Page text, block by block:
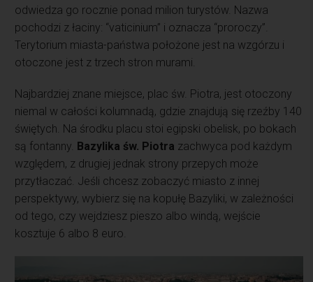
odwiedza go rocznie ponad milion turystów. Nazwa
pochodzi z łaciny: “vaticinium” i oznacza “proroczy”.
Terytorium miasta-państwa położone jest na wzgórzu i
otoczone jest z trzech stron murami.
Najbardziej znane miejsce, plac św. Piotra, jest otoczony
niemal w całości kolumnadą, gdzie znajdują się rzeźby 140
świętych. Na środku placu stoi egipski obelisk, po bokach
są fontanny. Bazylika św. Piotra zachwyca pod każdym
względem, z drugiej jednak strony przepych może
przytłaczać. Jeśli chcesz zobaczyć miasto z innej
perspektywy, wybierz się na kopułę Bazyliki, w zależności
od tego, czy wejdziesz pieszo albo windą, wejście
kosztuje 6 albo 8 euro.